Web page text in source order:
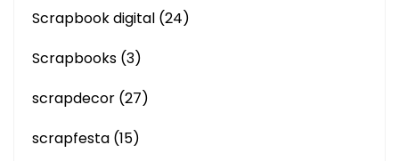
Scrapbook digital (24)
Scrapbooks (3)
scrapdecor (27)
scrapfesta (15)